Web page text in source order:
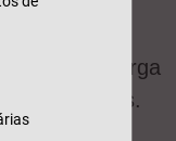
o seu
a carga
aos fogos.